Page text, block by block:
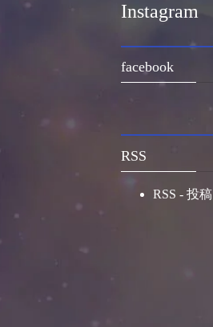
Instagram
facebook
RSS
RSS - 投稿